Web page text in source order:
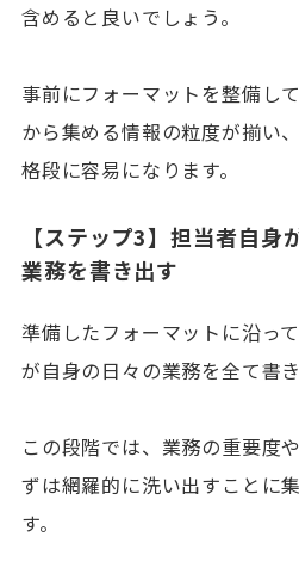
含めると良いでしょう。
事前にフォーマットを整備し
から集める情報の粒度が揃い
格段に容易になります。
【ステップ3】担当者自身
業務を書き出す
準備したフォーマットに沿っ
が自身の日々の業務を全て書き
この段階では、業務の重要度
ずは網羅的に洗い出すことに
す。